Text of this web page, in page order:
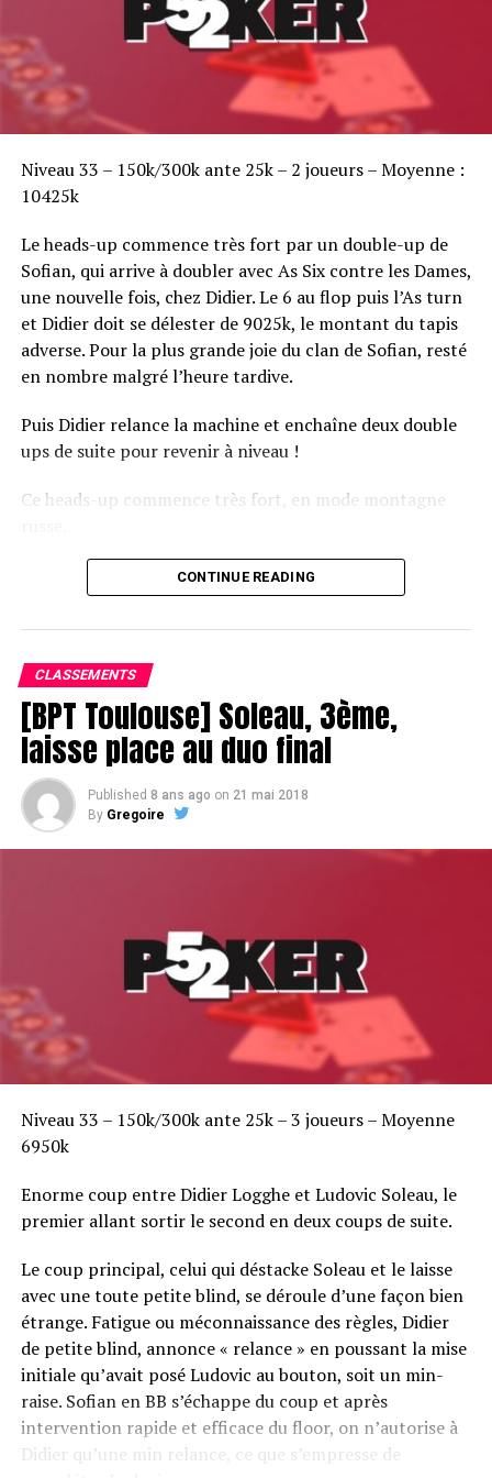
Niveau 33 – 150k/300k ante 25k – 2 joueurs – Moyenne :
10425k
Le heads-up commence très fort par un double-up de
Sofian, qui arrive à doubler avec As Six contre les Dames,
une nouvelle fois, chez Didier. Le 6 au flop puis l’As turn
et Didier doit se délester de 9025k, le montant du tapis
adverse. Pour la plus grande joie du clan de Sofian, resté
en nombre malgré l’heure tardive.
Puis Didier relance la machine et enchaîne deux double
ups de suite pour revenir à niveau !
Ce heads-up commence très fort, en mode montagne
Le champagne va réchauffer si les deux finalistes ne se décident pas !
CONTINUE READING
CLASSEMENTS
[BPT Toulouse] Soleau, 3ème,
laisse place au duo final
Published 8 ans ago on 21 mai 2018
By Gregoire
Niveau 33 – 150k/300k ante 25k – 3 joueurs – Moyenne
6950k
Enorme coup entre Didier Logghe et Ludovic Soleau, le
premier allant sortir le second en deux coups de suite.
Le coup principal, celui qui déstacke Soleau et le laisse
avec une toute petite blind, se déroule d’une façon bien
étrange. Fatigue ou méconnaissance des règles, Didier
de petite blind, annonce « relance » en poussant la mise
initiale qu’avait posé Ludovic au bouton, soit un min-
raise. Sofian en BB s’échappe du coup et après
intervention rapide et efficace du floor, on n’autorise à
Didier qu’une min relance, ce que s’empresse de